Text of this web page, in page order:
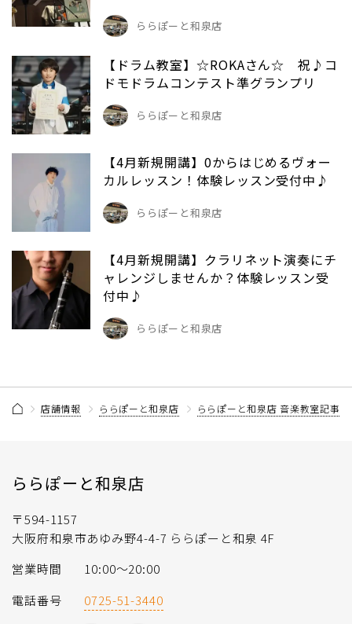
ららぽーと和泉店
【ドラム教室】☆ROKAさん☆ 祝♪コ
ドモドラムコンテスト準グランプリ
ららぽーと和泉店
【4月新規開講】0からはじめるヴォー
カルレッスン！体験レッスン受付中♪
ららぽーと和泉店
【4月新規開講】クラリネット演奏にチ
ャレンジしませんか？体験レッスン受
付中♪
ららぽーと和泉店
店舗情報 ららぽーと和泉店 ららぽーと和泉店 音楽教室記事
ららぽーと和泉店
〒594-1157
大阪府和泉市あゆみ野4-4-7 ららぽーと和泉 4F
営業時間
10:00～20:00
電話番号
0725-51-3440